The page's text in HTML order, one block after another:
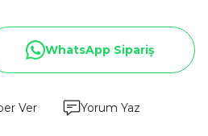
WhatsApp Sipariş
Ver Yorum Yaz